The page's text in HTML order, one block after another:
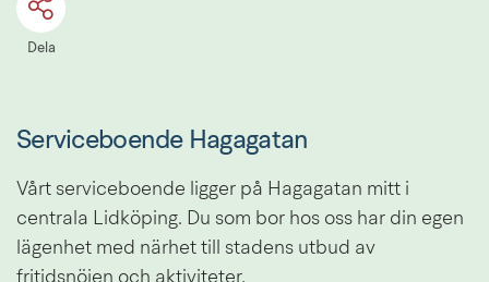
Dela
Serviceboende Hagagatan
Vårt serviceboende ligger på Hagagatan mitt i
centrala Lidköping. Du som bor hos oss har din egen
lägenhet med närhet till stadens utbud av
fritidsnöjen och aktiviteter.